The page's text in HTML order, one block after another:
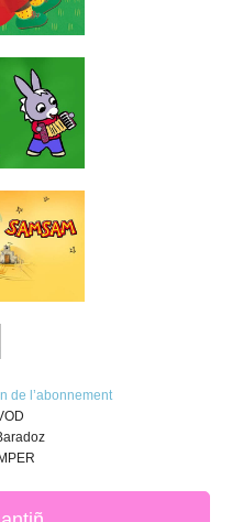
de l’abonnement